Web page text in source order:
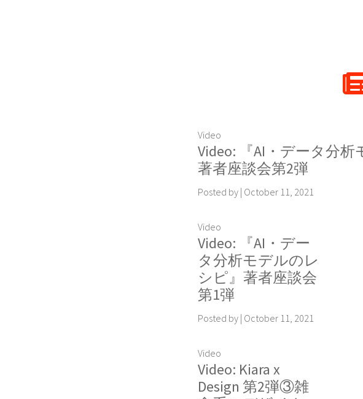
Video
Video: 『AI・データ分析
著者座談会第2弾
Posted by | October 11, 2021
Video
Video: 『AI・デー
タ分析モデルのレ
シピ』著者座談会
第1弾
Posted by | October 11, 2021
Video
Video: Kiara x
Design 第2弾③雑